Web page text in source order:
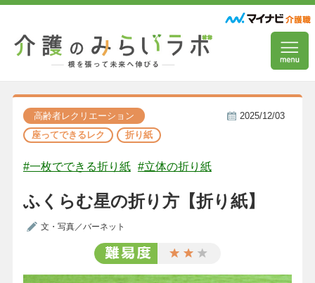
高齢者レクリエーション
座ってできるレク
折り紙
2025/12/03
#一枚でできる折り紙 #立体の折り紙
ふくらむ星の折り方【折り紙】
文・写真／バーネット